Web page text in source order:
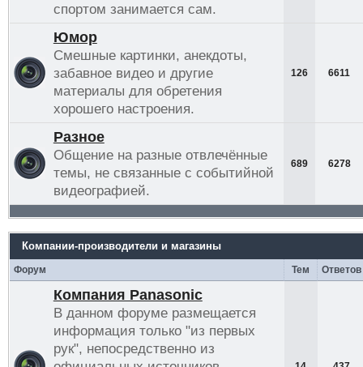
спортом занимается сам.
Юмор
Смешные картинки, анекдоты,
забавное видео и другие
материалы для обретения
хорошего настроения.
126 6611
Разное
Общение на разные отвлечённые
темы, не связанные с событийной
видеографией.
689 6278
Компании-производители и магазины
Форум Тем Ответов
Компания Panasonic
В данном форуме размещается
информация только "из первых
рук", непосредственно из